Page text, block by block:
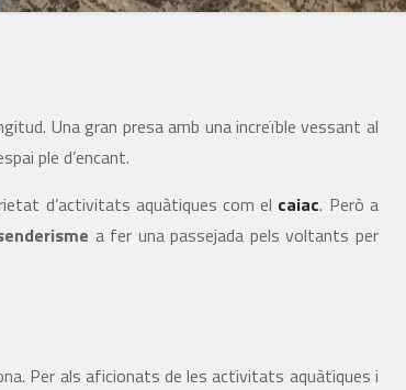
Una gran presa amb una increïble vessant al
ple d’encant.
d’activitats aquàtiques com el caiac. Però a
a fer una passejada pels voltants per
Per als aficionats de les activitats aquàtiques i